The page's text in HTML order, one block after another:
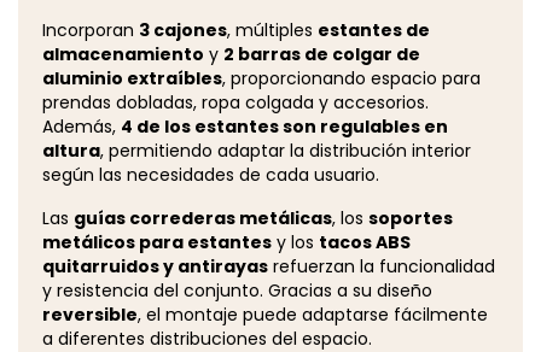
Incorporan 3 cajones, múltiples estantes de
almacenamiento y 2 barras de colgar de
aluminio extraíbles, proporcionando espacio para
prendas dobladas, ropa colgada y accesorios.
Además, 4 de los estantes son regulables en
altura, permitiendo adaptar la distribución interior
según las necesidades de cada usuario.
Las guías correderas metálicas, los soportes
metálicos para estantes y los tacos ABS
quitarruidos y antirayas refuerzan la funcionalidad
y resistencia del conjunto. Gracias a su diseño
reversible, el montaje puede adaptarse fácilmente
a diferentes distribuciones del espacio.